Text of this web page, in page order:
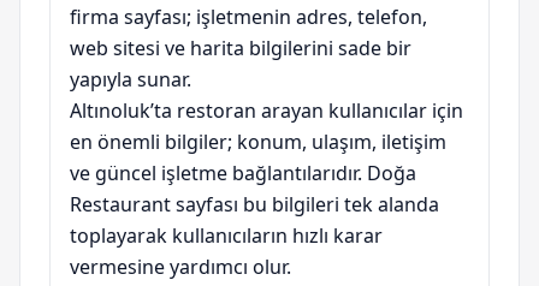
firma sayfası; işletmenin adres, telefon,
web sitesi ve harita bilgilerini sade bir
yapıyla sunar.
Altınoluk’ta restoran arayan kullanıcılar için
en önemli bilgiler; konum, ulaşım, iletişim
ve güncel işletme bağlantılarıdır. Doğa
Restaurant sayfası bu bilgileri tek alanda
toplayarak kullanıcıların hızlı karar
vermesine yardımcı olur.